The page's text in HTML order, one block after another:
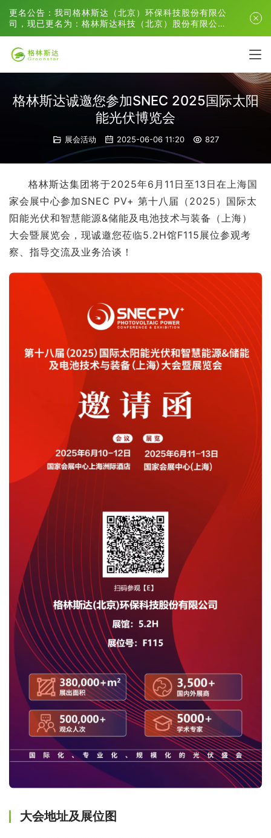
更名公告：我司格林斯达（北京）环保科技股份有限公
司，现已更名为：格林斯达科技（北京）股份有限公
司。
格林斯达诚邀您参加SNEC 2025国际太阳
能光伏博览会
展会活动 2025-06-06 11:20 827
格林斯达集团将于2025年6月11日至13日在上海国
家会展中心参加SNEC PV+ 第十八届（2025）国际太
阳能光伏和智慧能源&储能及电池技术与装备（上海）
大会暨展览会，现诚邀您莅临5.2H馆F115展位参观考
察、指导交流及业务洽谈！
大会地址及展位图